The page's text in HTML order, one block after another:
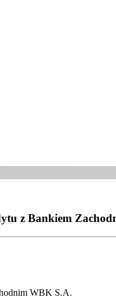
z Bankiem
WBK S.A.